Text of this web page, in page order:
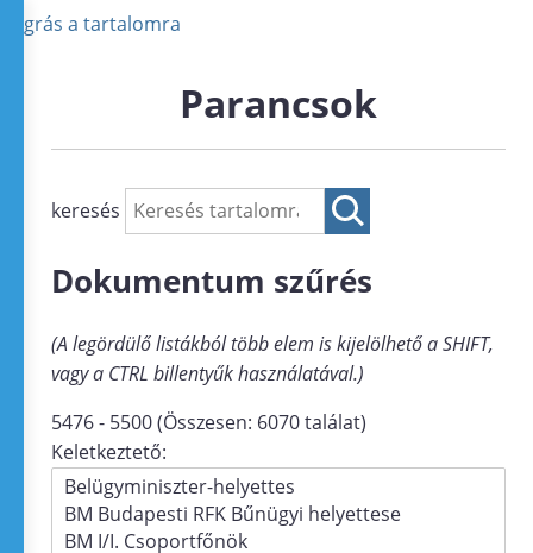
Ugrás a tartalomra
Parancsok
keresés
Dokumentum szűrés
(A legördülő listákból több elem is kijelölhető a SHIFT,
vagy a CTRL billentyűk használatával.)
5476 - 5500 (Összesen: 6070 találat)
Keletkeztető: